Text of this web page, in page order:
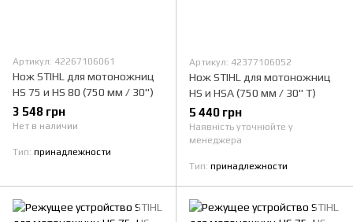
Артикул: 42267106061
Нож STIHL для мотоножниц
HS 75 и HS 80 (750 мм / 30")
3 548 грн
Нет в наличии
Тип принадлежности
Артикул: 42377106052
Нож STIHL для мотоножниц
HS и HSА (750 мм / 30" Т)
5 440 грн
Наявність уточнюйте у
менеджера
Тип принадлежности